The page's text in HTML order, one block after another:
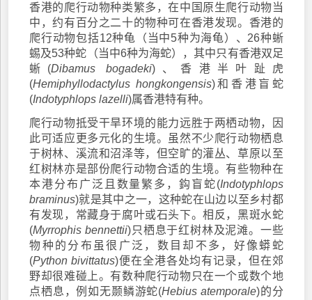
香港的爬行动物种类繁多，在中国原生爬行动物当
中，约有百分之二十的物种可在香港发现。香港的
爬行动物包括12种龟（当中5种为海龟）、26种蜥
蜴及53种蛇（当中6种为海蛇），其中只有香港双足
蜥(Dibamus bogadeki)、香港半叶趾虎
(Hemiphyllodactylus hongkongensis)和香港盲蛇
(Indotyphlops lazelli)属香港特有种。
爬行动物抵受干旱环境的能力远胜于两栖动物，因
此可适应更多元化的生境。虽然不少爬行动物栖息
于树林、溪流和沼泽等，但空旷的灌丛、草原以至
红树林亦是部份爬行动物合适的生境。有些物种在
本港分布广泛且数量繁多，鈎盲蛇(Indotyphlops
braminus)就是其中之一，这种蛇在山边以至乡村都
有发现，常藏身于腐叶或石头下。相反，黑斑水蛇
(Myrrophis bennettii)只栖息于红树林及泥滩。一些
物种的分布虽很广泛，数目却不多，好像蟒蛇
(Python bivittatus)便在全港各处均有记录，但在郊
野却很难碰上。有数种爬行动物只在一个或数个地
点栖息，例如无颞鳞游蛇(Hebius atemporale)的分